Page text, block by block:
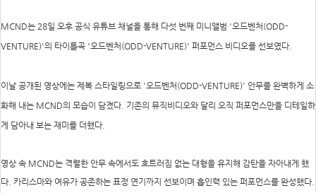
MCND는 28일 오후 공식 유튜브 채널을 통해 다섯 번째 미니앨범 '오드벤처(ODD-
VENTURE)'의 타이틀곡 '오드벤처(ODD-VENTURE)' 퍼포먼스 비디오를 선보였다.
이날 공개된 영상에는 제복 스타일링으로 '오드벤처(ODD-VENTURE)' 안무를 완벽하게 소
화해 내는 MCND의 모습이 담겼다. 기존의 뮤직비디오와 달리 오직 퍼포먼스만을 디테일하
게 담아내 보는 재미를 더했다.
영상 속 MCND는 격렬한 안무 속에서도 흐트러짐 없는 대형을 유지해 감탄을 자아내게 했
다. 카리스마와 여유가 공존하는 표정 연기까지 선보이며 흡인력 있는 퍼포먼스를 완성했다.